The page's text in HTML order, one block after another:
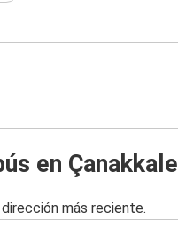
en Çanakkale
más reciente.